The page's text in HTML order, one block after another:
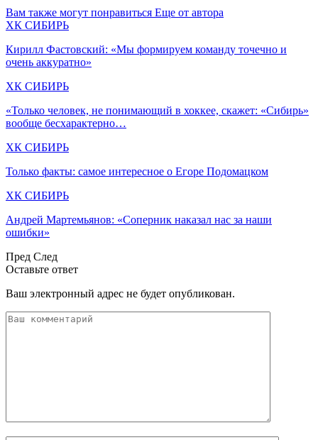
Вам также могут понравиться Еще от автора
ХК СИБИРЬ
Кирилл Фастовский: «Мы формируем команду точечно и
очень аккуратно»
ХК СИБИРЬ
«Только человек, не понимающий в хоккее, скажет: «Сибирь»
вообще бесхарактерно…
ХК СИБИРЬ
Только факты: самое интересное о Егоре Подомацком
ХК СИБИРЬ
Андрей Мартемьянов: «Соперник наказал нас за наши
ошибки»
Пред След
Оставьте ответ
Ваш электронный адрес не будет опубликован.